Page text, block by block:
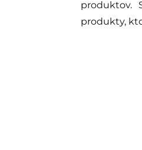
produktov.
produkty,